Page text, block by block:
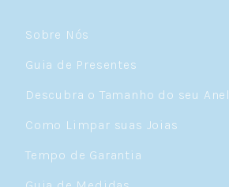
Sobre Nós
Guia de Presentes
Descubra o Tamanho do seu Anel
Como Limpar suas Joias
Tempo de Garantia